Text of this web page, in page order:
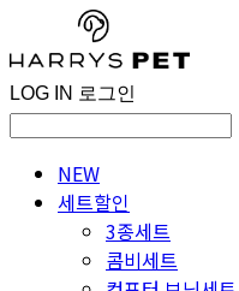
LOG IN 로그인
NEW
세트할인
3종세트
콤비세트